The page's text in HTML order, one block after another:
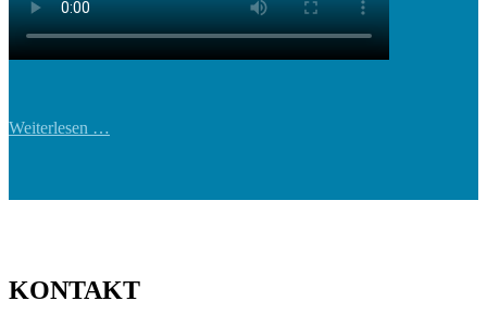
Weiterlesen …
KONTAKT